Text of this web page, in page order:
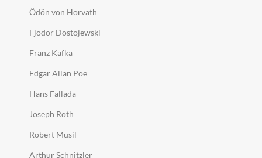
Ödön von Horvath
Fjodor Dostojewski
Franz Kafka
Edgar Allan Poe
Hans Fallada
Joseph Roth
Robert Musil
Arthur Schnitzler